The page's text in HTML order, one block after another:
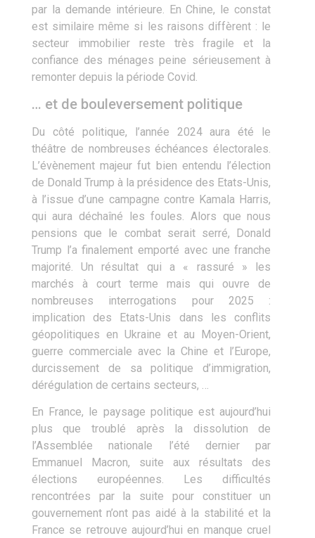
par la demande intérieure. En Chine, le constat
est similaire même si les raisons diffèrent : le
secteur immobilier reste très fragile et la
confiance des ménages peine sérieusement à
remonter depuis la période Covid.
… et de bouleversement politique
Du côté politique, l’année 2024 aura été le
théâtre de nombreuses échéances électorales.
L’évènement majeur fut bien entendu l’élection
de Donald Trump à la présidence des Etats-Unis,
à l’issue d’une campagne contre Kamala Harris,
qui aura déchaîné les foules. Alors que nous
pensions que le combat serait serré, Donald
Trump l’a finalement emporté avec une franche
majorité. Un résultat qui a « rassuré » les
marchés à court terme mais qui ouvre de
nombreuses interrogations pour 2025 :
implication des Etats-Unis dans les conflits
géopolitiques en Ukraine et au Moyen-Orient,
guerre commerciale avec la Chine et l’Europe,
durcissement de sa politique d’immigration,
dérégulation de certains secteurs, …
En France, le paysage politique est aujourd’hui
plus que troublé après la dissolution de
l’Assemblée nationale l’été dernier par
Emmanuel Macron, suite aux résultats des
élections européennes. Les difficultés
rencontrées par la suite pour constituer un
gouvernement n’ont pas aidé à la stabilité et la
France se retrouve aujourd’hui en manque cruel